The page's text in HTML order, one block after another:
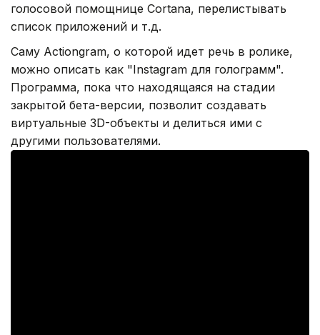
голосовой помощнице Cortana, перелистывать
список приложений и т.д.
Саму Actiongram, о которой идет речь в ролике,
можно описать как "Instagram для голограмм".
Программа, пока что находящаяся на стадии
закрытой бета-версии, позволит создавать
виртуальные 3D-объекты и делиться ими с
другими пользователями.